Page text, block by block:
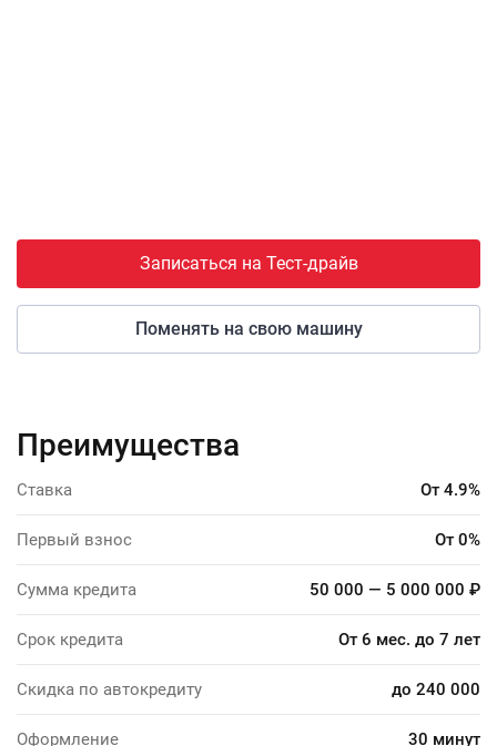
Записаться на Тест-драйв
Поменять на свою машину
Преимущества
Ставка От 4.9%
Первый взнос От 0%
Сумма кредита 50 000 — 5 000 000 ₽
Срок кредита От 6 мес. до 7 лет
Скидка по автокредиту до 240 000
Оформление 30 минут